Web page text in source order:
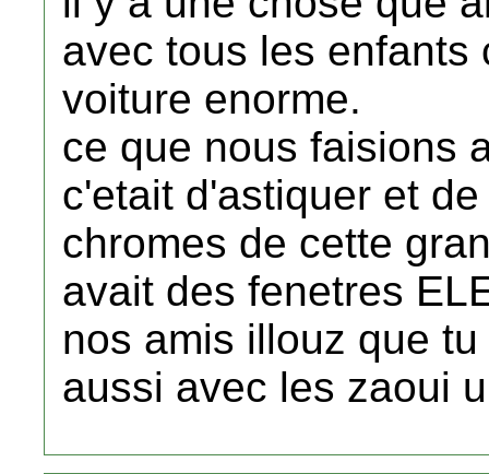
avec tous les enfants
voiture enorme.
ce que nous faisions
c'etait d'astiquer et
chromes de cette
avait des fenetres
nos amis illouz que
aussi avec les zaoui